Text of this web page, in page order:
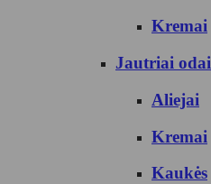
Kremai
Jautriai odai
Aliejai
Kremai
Kaukės